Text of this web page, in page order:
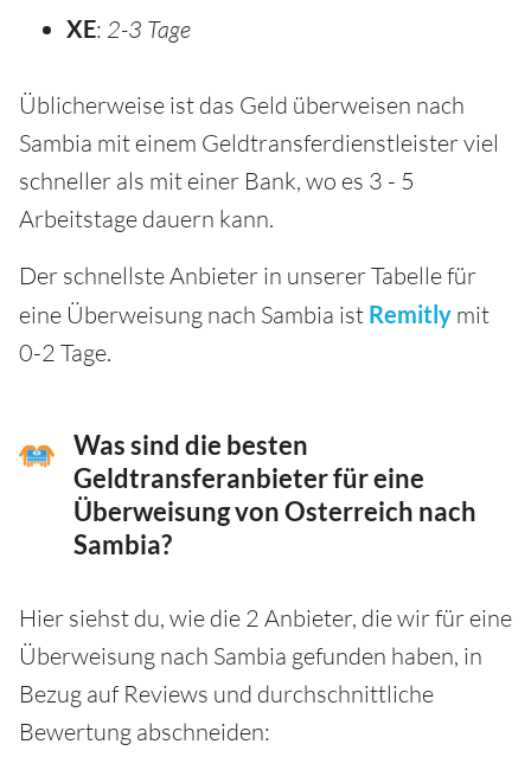
XE: 2-3 Tage
Üblicherweise ist das Geld überweisen nach
Sambia mit einem Geldtransferdienstleister viel
schneller als mit einer Bank, wo es 3 - 5
Arbeitstage dauern kann.
Der schnellste Anbieter in unserer Tabelle für
eine Überweisung nach Sambia ist Remitly mit
0-2 Tage.
Was sind die besten
Geldtransferanbieter für eine
Überweisung von Osterreich nach
Sambia?
Hier siehst du, wie die 2 Anbieter, die wir für eine
Überweisung nach Sambia gefunden haben, in
Bezug auf Reviews und durchschnittliche
Bewertung abschneiden: